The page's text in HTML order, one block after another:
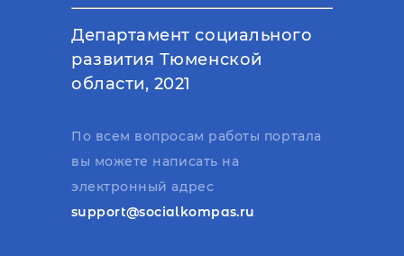
Департамент социального
развития Тюменской
области, 2021
По всем вопросам работы портала
вы можете написать на
электронный адрес
support@socialkompas.ru